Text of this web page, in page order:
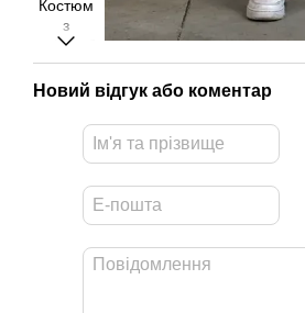
Новий відгук або коментар